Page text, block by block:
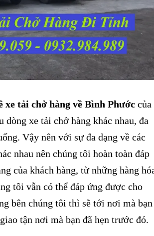
xe tải chở hàng về Bình Phước của
dòng xe tải chở hàng khác nhau, đa
Vậy nên với sự đa dạng về các
nhau nên chúng tôi hoàn toàn đáp
của khách hàng, từ những hàng
tôi vẫn có thể đáp ứng được cho
bên chúng tôi thì sẽ tới nơi mà bạn
tận nơi mà bạn đã hẹn trước đó.